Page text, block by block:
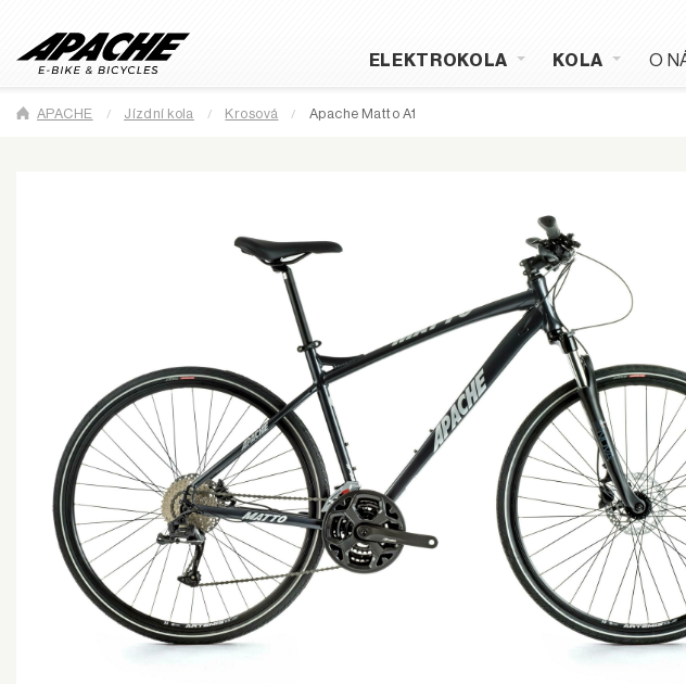
ELEKTROKOLA KOLA O
APACHE Jízdní kola Krosová Apache Matto A1